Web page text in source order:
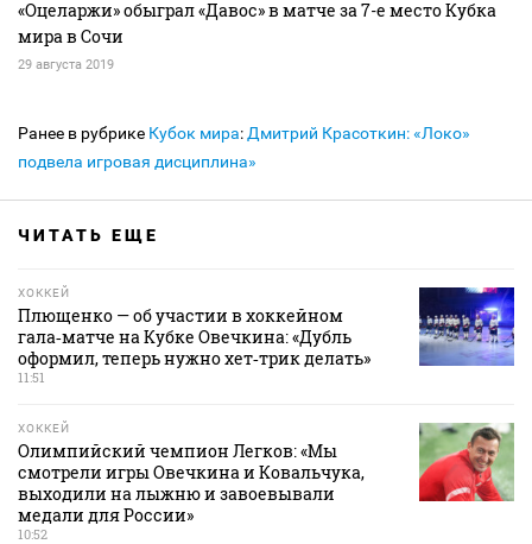
«Оцеларжи» обыграл «Давос» в матче за 7-е место Кубка
мира в Сочи
29 августа 2019
Ранее в рубрике Кубок мира: Дмитрий Красоткин: «Локо»
подвела игровая дисциплина»
ЧИТАТЬ ЕЩЕ
ХОККЕЙ
Плющенко — об участии в хоккейном
гала‑матче на Кубке Овечкина: «Дубль
оформил, теперь нужно хет‑трик делать»
11:51
ХОККЕЙ
Олимпийский чемпион Легков: «Мы
смотрели игры Овечкина и Ковальчука,
выходили на лыжню и завоевывали
медали для России»
10:52